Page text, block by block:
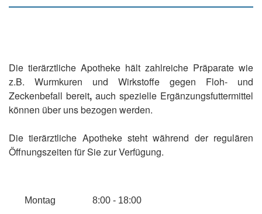
Die tierärztliche Apotheke hält zahlreiche Präparate wie
z.B. Wurmkuren und Wirkstoffe gegen Floh- und
Zeckenbefall bereit, auch spezielle Ergänzungsfuttermittel
können über uns bezogen werden.
Die tierärztliche Apotheke steht während der regulären
Öffnungszeiten für Sie zur Verfügung.
Montag 8:00 - 18:00